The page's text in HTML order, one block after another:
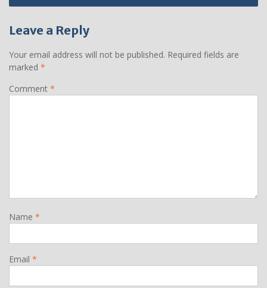
Leave a Reply
Your email address will not be published. Required fields are
marked *
Comment *
Name *
Email *